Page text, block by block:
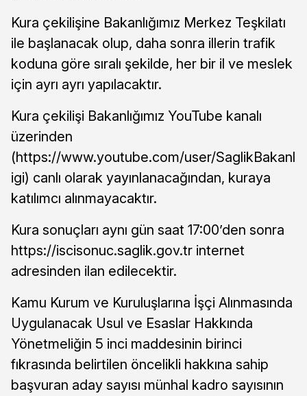
Kura çekilişine Bakanlığımız Merkez Teşkilatı
ile başlanacak olup, daha sonra illerin trafik
koduna göre sıralı şekilde, her bir il ve meslek
için ayrı ayrı yapılacaktır.
Kura çekilişi Bakanlığımız YouTube kanalı
üzerinden
(https://www.youtube.com/user/SaglikBakanl
igi) canlı olarak yayınlanacağından, kuraya
katılımcı alınmayacaktır.
Kura sonuçları aynı gün saat 17:00’den sonra
https://iscisonuc.saglik.gov.tr internet
adresinden ilan edilecektir.
Kamu Kurum ve Kuruluşlarına İşçi Alınmasında
Uygulanacak Usul ve Esaslar Hakkında
Yönetmeliğin 5 inci maddesinin birinci
fıkrasında belirtilen öncelikli hakkına sahip
başvuran aday sayısı münhal kadro sayısının